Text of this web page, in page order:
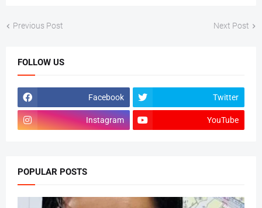
Previous Post Next Post
FOLLOW US
Facebook Twitter
Instagram YouTube
POPULAR POSTS